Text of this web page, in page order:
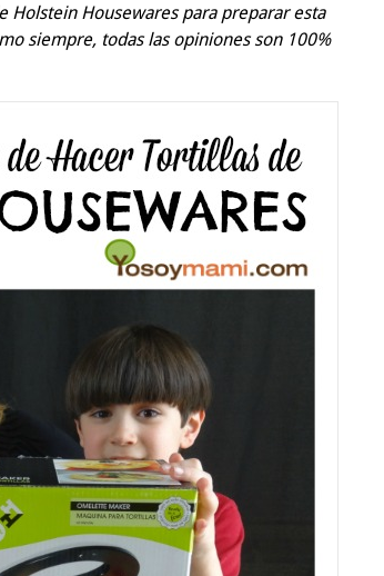
Housewares para preparar esta
siempre, todas las opiniones son 100%